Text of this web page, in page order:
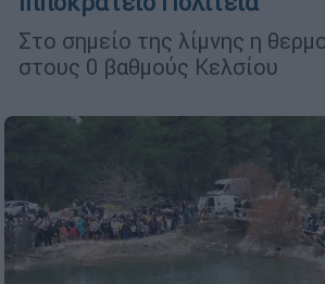
Στο σημείο της λίμνης η
στους 0 βαθμούς Κελσίου